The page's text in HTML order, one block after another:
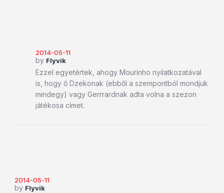
2014-05-11
by Flyvik
Ezzel egyetértek, ahogy Mourinho nyilatkozatával
is, hogy ő Dzekonak (ebből a szempontból mondjuk
mindegy) vagy Gerrrardnak adta volna a szezon
játékosa címet.
2014-05-11
by Flyvik